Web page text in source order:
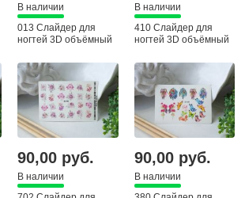
В наличии
013 Слайдер для
ногтей 3D объёмный
В наличии
410 Слайдер для
ногтей 3D объёмный
90,00 руб.
В наличии
90,00 руб.
В наличии